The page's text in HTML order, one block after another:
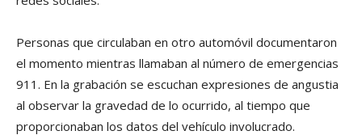
Personas que circulaban en otro automóvil documentaron
el momento mientras llamaban al número de emergencias
911. En la grabación se escuchan expresiones de angustia
al observar la gravedad de lo ocurrido, al tiempo que
proporcionaban los datos del vehículo involucrado.